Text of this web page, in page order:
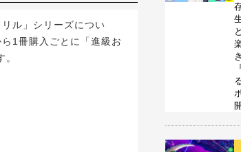
ル」シリーズについ
1冊購入ごとに「進級お
開